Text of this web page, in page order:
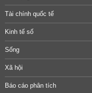
Tài chính quốc tế
Kinh tế số
Sống
Xã hội
Báo cáo phân tích